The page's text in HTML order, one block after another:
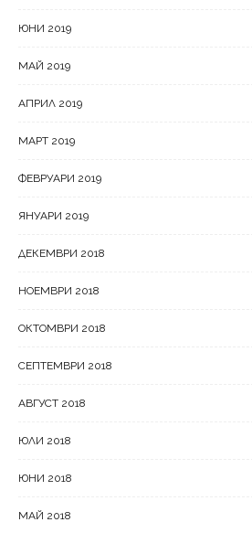
ЮНИ 2019
МАЙ 2019
АПРИЛ 2019
МАРТ 2019
ФЕВРУАРИ 2019
ЯНУАРИ 2019
ДЕКЕМВРИ 2018
НОЕМВРИ 2018
ОКТОМВРИ 2018
СЕПТЕМВРИ 2018
АВГУСТ 2018
ЮЛИ 2018
ЮНИ 2018
МАЙ 2018